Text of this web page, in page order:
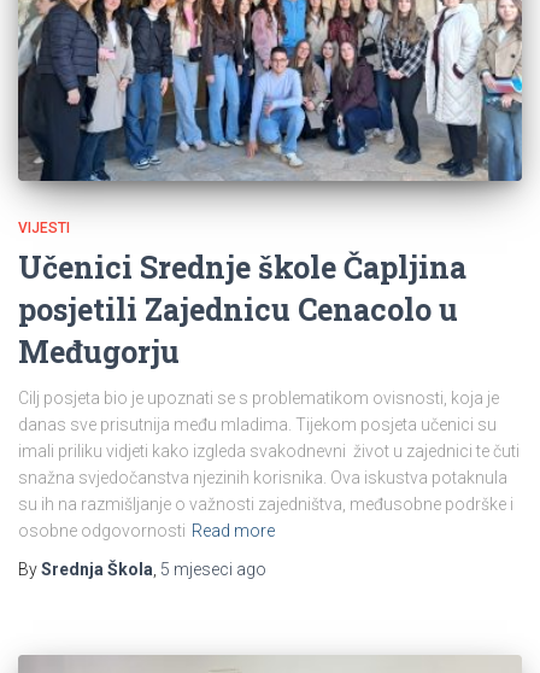
VIJESTI
Učenici Srednje škole Čapljina
posjetili Zajednicu Cenacolo u
Međugorju
Cilj posjeta bio je upoznati se s problematikom ovisnosti, koja je
danas sve prisutnija među mladima. Tijekom posjeta učenici su
imali priliku vidjeti kako izgleda svakodnevni život u zajednici te čuti
snažna svjedočanstva njezinih korisnika. Ova iskustva potaknula
su ih na razmišljanje o važnosti zajedništva, međusobne podrške i
osobne odgovornosti Read more
BySrednja Škola, 5 mjeseci ago